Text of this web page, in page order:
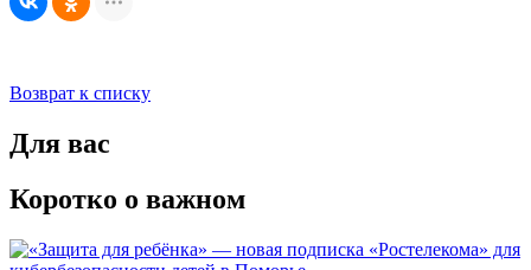
Возврат к списку
Для вас
Коротко о важном